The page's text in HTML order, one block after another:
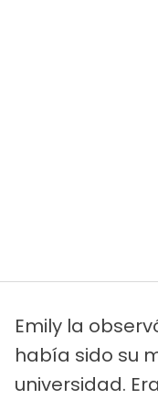
Emily la
había sido su
universidad.